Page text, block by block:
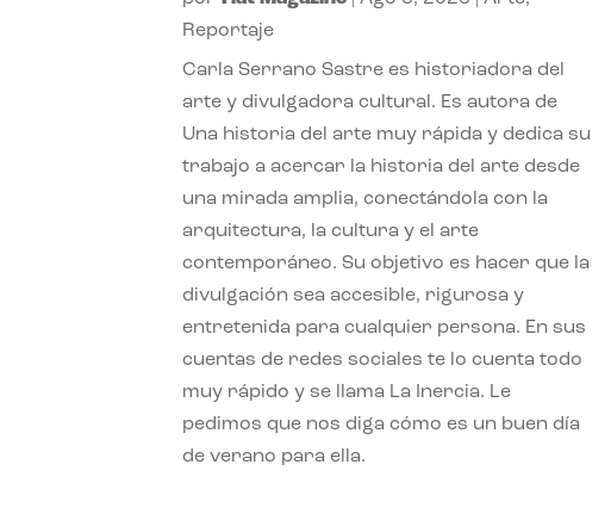
Reportaje
Carla Serrano Sastre es historiadora del
arte y divulgadora cultural. Es autora de
Una historia del arte muy rápida y dedica su
trabajo a acercar la historia del arte desde
una mirada amplia, conectándola con la
arquitectura, la cultura y el arte
contemporáneo. Su objetivo es hacer que la
divulgación sea accesible, rigurosa y
entretenida para cualquier persona. En sus
cuentas de redes sociales te lo cuenta todo
muy rápido y se llama La Inercia. Le
pedimos que nos diga cómo es un buen día
de verano para ella.